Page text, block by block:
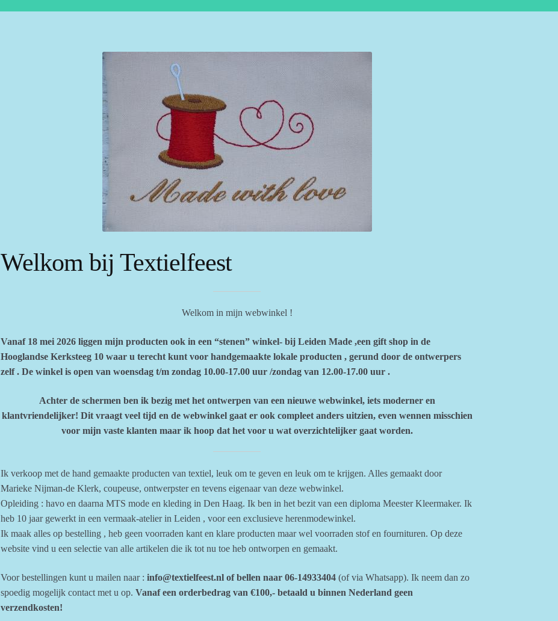
Welkom bij Textielfeest
Welkom in mijn webwinkel !
Vanaf 18 mei 2026 liggen mijn producten ook in een “stenen” winkel- bij Leiden Made ,een gift shop in de
Hooglandse Kerksteeg 10 waar u terecht kunt voor handgemaakte lokale producten , gerund door de ontwerpers
zelf . De winkel is open van woensdag t/m zondag 10.00-17.00 uur /zondag van 12.00-17.00 uur .
Achter de schermen ben ik bezig met het ontwerpen van een nieuwe webwinkel, iets moderner en
klantvriendelijker! Dit vraagt veel tijd en de webwinkel gaat er ook compleet anders uitzien, even wennen misschien
voor mijn vaste klanten maar ik hoop dat het voor u wat overzichtelijker gaat worden.
Ik verkoop met de hand gemaakte producten van textiel, leuk om te geven en leuk om te krijgen. Alles gemaakt door
Marieke Nijman-de Klerk, coupeuse, ontwerpster en tevens eigenaar van deze webwinkel.
Opleiding : havo en daarna MTS mode en kleding in Den Haag. Ik ben in het bezit van een diploma Meester Kleermaker. Ik
heb 10 jaar gewerkt in een vermaak-atelier in Leiden , voor een exclusieve herenmodewinkel.
Ik maak alles op bestelling , heb geen voorraden kant en klare producten maar wel voorraden stof en fournituren. Op deze
website vind u een selectie van alle artikelen die ik tot nu toe heb ontworpen en gemaakt.
Voor bestellingen kunt u mailen naar : info@textielfeest.nl of bellen naar 06-14933404 (of via Whatsapp). Ik neem dan zo
spoedig mogelijk contact met u op. Vanaf een orderbedrag van €100,- betaald u binnen Nederland geen
verzendkosten!